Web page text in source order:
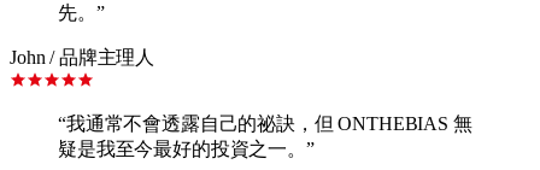
先。 ”
John /品牌主理人
“我通常不會透露自己的祕訣，但 ONTHEBIAS 無
疑是我至今最好的投資之一。 ”